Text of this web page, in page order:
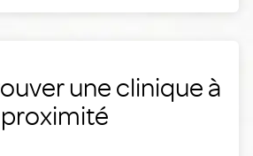
une clinique à
proximité